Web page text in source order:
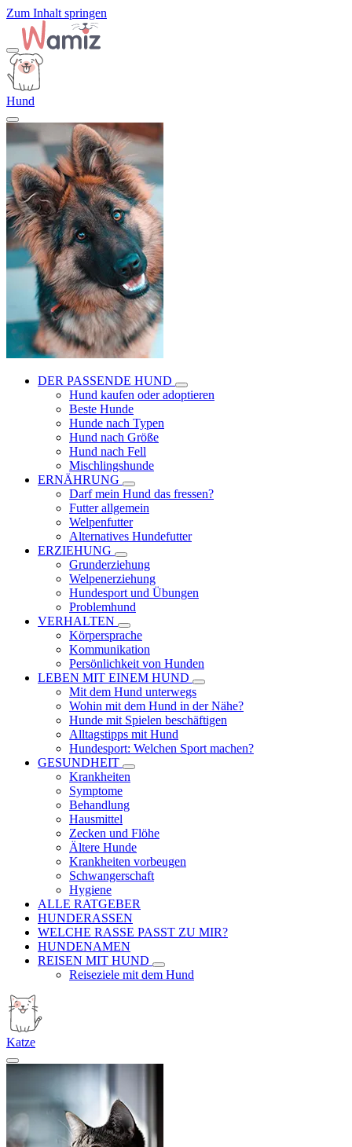
Zum Inhalt springen
Hund
DER PASSENDE HUND
Hund kaufen oder adoptieren
Beste Hunde
Hunde nach Typen
Hund nach Größe
Hund nach Fell
Mischlingshunde
ERNÄHRUNG
Darf mein Hund das fressen?
Futter allgemein
Welpenfutter
Alternatives Hundefutter
ERZIEHUNG
Grunderziehung
Welpenerziehung
Hundesport und Übungen
Problemhund
VERHALTEN
Körpersprache
Kommunikation
Persönlichkeit von Hunden
LEBEN MIT EINEM HUND
Mit dem Hund unterwegs
Wohin mit dem Hund in der Nähe?
Hunde mit Spielen beschäftigen
Alltagstipps mit Hund
Hundesport: Welchen Sport machen?
GESUNDHEIT
Krankheiten
Symptome
Behandlung
Hausmittel
Zecken und Flöhe
Ältere Hunde
Krankheiten vorbeugen
Schwangerschaft
Hygiene
ALLE RATGEBER
HUNDERASSEN
WELCHE RASSE PASST ZU MIR?
HUNDENAMEN
REISEN MIT HUND
Reiseziele mit dem Hund
Katze